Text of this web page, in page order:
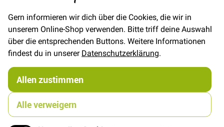
Gern informieren wir dich über die Cookies, die wir in
unserem Online-Shop verwenden. Bitte triff deine Auswahl
über die entsprechenden Buttons. Weitere Informationen
findest du in unsererDatenschutzerklärung.
Allen zustimmen
Alle verweigern
Studio Schnittreif - eBook Kombi - Kleid
Ameland & Frau Ameland